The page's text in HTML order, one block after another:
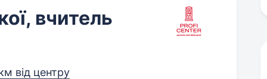
вчитель
від центру